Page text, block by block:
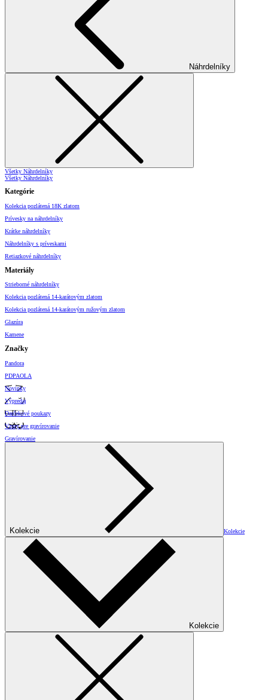
Náhrdelníky
Všetky Náhrdelníky
Všetky Náhrdelníky
Kategórie
Kolekcia pozlátená 18K zlatom
Prívesky na náhrdelníky
Krátke náhrdelníky
Náhrdelníky s príveskami
Retiazkové náhrdelníky
Materiály
Strieborné náhrdelníky
Kolekcia pozlátená 14-karátovým zlatom
Kolekcia pozlátená 14-karátovým ružovým zlatom
Glazúra
Kamene
Značky
Pandora
PDPAOLA
Novinky
Výpredaj
Darčekové poukazy
Vzory pre gravírovanie
Gravírovanie
Kolekcie Kolekcie
Kolekcie